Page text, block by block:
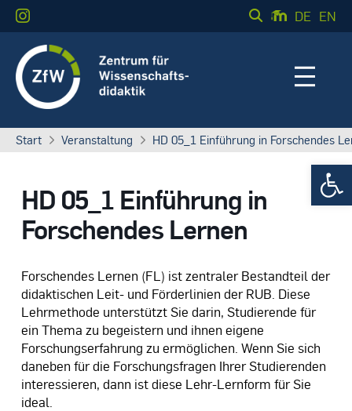
DE EN
Start Veranstaltung HD 05_1 Einführung in Forschendes
HD 05_1 Einführung in
Forschendes Lernen
Forschendes Lernen (FL) ist zentraler Bestandteil der
didaktischen Leit- und Förderlinien der RUB. Diese
Lehrmethode unterstützt Sie darin, Studierende für
ein Thema zu begeistern und ihnen eigene
Forschungserfahrung zu ermöglichen. Wenn Sie sich
daneben für die Forschungsfragen Ihrer Studierenden
interessieren, dann ist diese Lehr-Lernform für Sie
ideal.